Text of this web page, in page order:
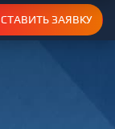
ЗАЯВКУ